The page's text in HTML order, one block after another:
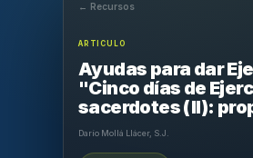
← Recursos
ARTICULO
Ayudas para dar
"Cinco días de
sacerdotes (II):
Darío Mollá Llácer, S.J.